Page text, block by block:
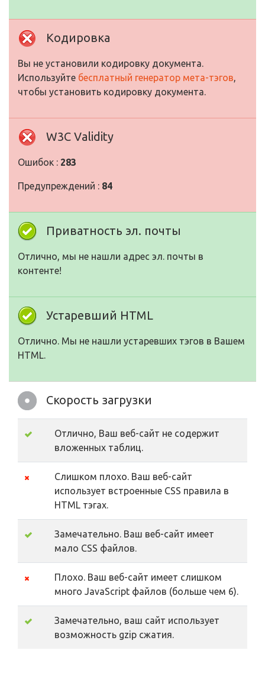
Кодировка
Вы не установили кодировку документа.
Используйте бесплатный генератор мета-тэгов,
чтобы установить кодировку документа.
W3C Validity
Ошибок : 283
Предупреждений : 84
Приватность эл. почты
Отлично, мы не нашли адрес эл. почты в
контенте!
Устаревший HTML
Отлично. Мы не нашли устаревших тэгов в Вашем
HTML.
Скорость загрузки
Отлично, Ваш веб-сайт не содержит
вложенных таблиц.
Слишком плохо. Ваш веб-сайт
использует встроенные CSS правила в
HTML тэгах.
Замечательно. Ваш веб-сайт имеет
мало CSS файлов.
Плохо. Ваш веб-сайт имеет слишком
много JavaScript файлов (больше чем 6).
Замечательно, ваш сайт использует
возможность gzip сжатия.